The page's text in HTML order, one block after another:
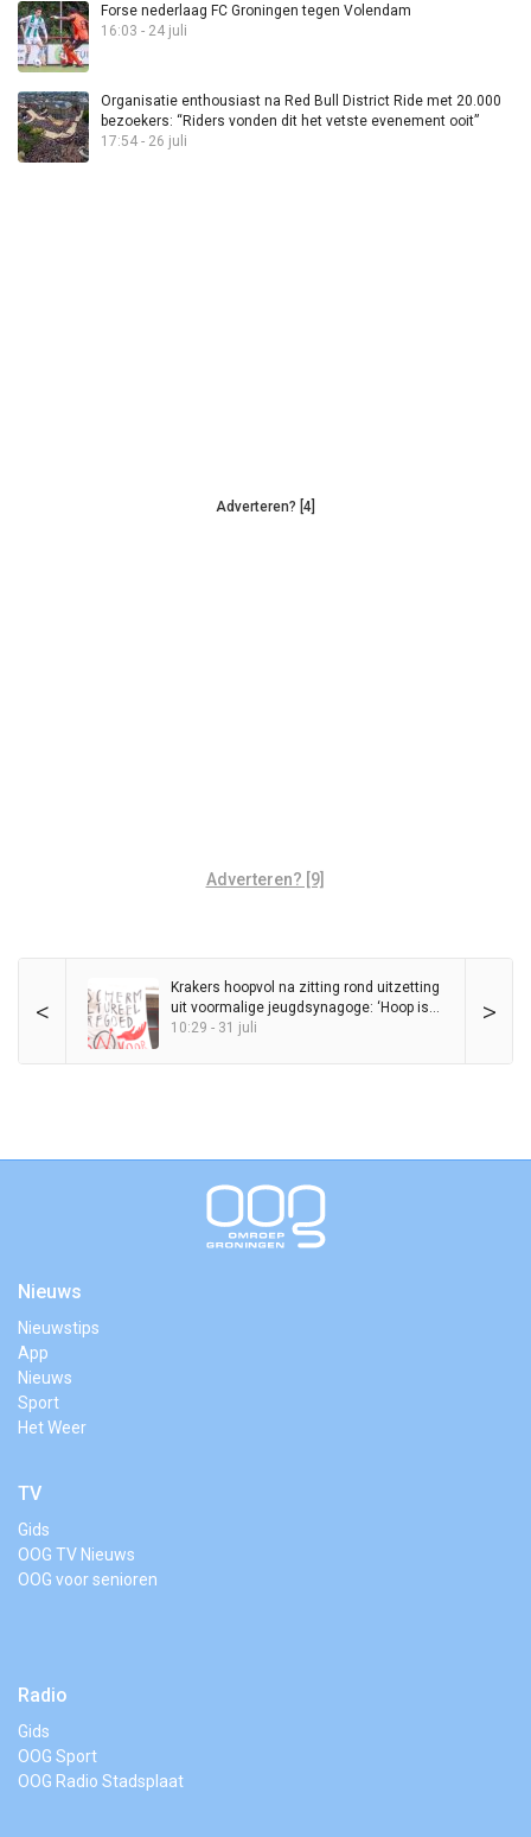
Forse nederlaag FC Groningen tegen Volendam
16:03 - 24 juli
Organisatie enthousiast na Red Bull District Ride met 20.000
bezoekers: “Riders vonden dit het vetste evenement ooit”
17:54 - 26 juli
Adverteren? [4]
Adverteren? [9]
< >
Krakers hoopvol na zitting rond uitzetting
uit voormalige jeugdsynagoge: ‘Hoop is
een actie, de Sjoel is voor altijd’
10:29 - 31 juli
Nieuws
Nieuwstips
App
Nieuws
Sport
Het Weer
TV
Gids
OOG TV Nieuws
OOG voor senioren
Radio
Gids
OOG Sport
OOG Radio Stadsplaat